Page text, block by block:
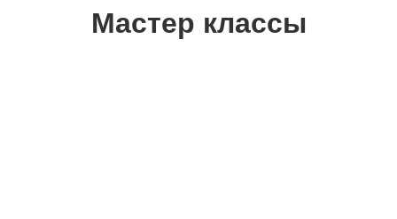
Мастер классы